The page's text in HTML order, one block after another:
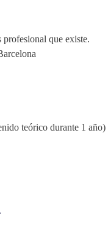
que existe.
teórico durante 1 año)